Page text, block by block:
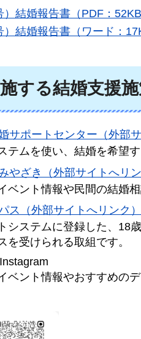
）結婚報告書（PDF：52KB
）結婚報告書（ワード：
する結婚支援
サポートセンター（外部
テムを使い、結婚を希望
やざき（外部サイトへリン
ベント情報や民間の結婚
ス（外部サイトへリンク）
システムに登録した、18
を受けられる取組です。
ベント情報やおすすめの